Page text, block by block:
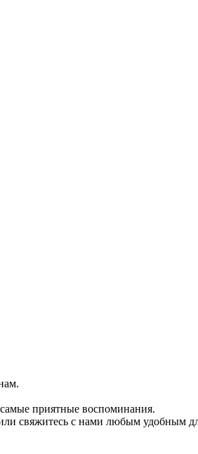
приятные воспоминания.
свяжитесь с нами любым удобным